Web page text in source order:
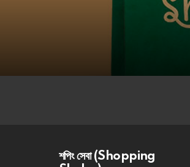
শপিং সেবা (Shopping